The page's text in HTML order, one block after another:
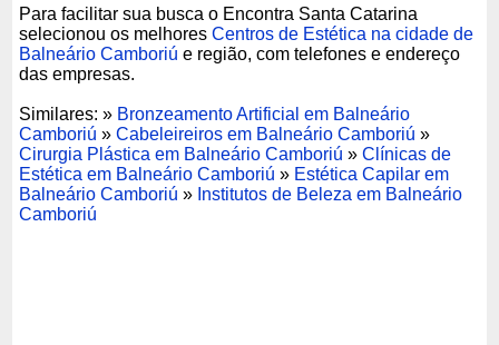
Para facilitar sua busca o Encontra Santa Catarina
selecionou os melhoresCentros de Estética na cidade de
Balneário Camboriú e região, com telefones e endereço
das empresas.
Similares: » Bronzeamento Artificial em Balneário
Camboriú »Cabeleireiros em Balneário Camboriú »
Cirurgia Plástica em Balneário Camboriú »Clínicas de
Estética em Balneário Camboriú » Estética Capilar em
Balneário Camboriú » Institutos de Beleza em Balneário
Camboriú